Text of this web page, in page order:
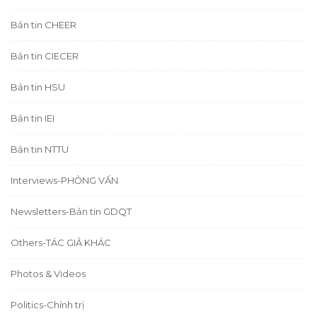
Bản tin CHEER
Bản tin CIECER
Bản tin HSU
Bản tin IEI
Bản tin NTTU
Interviews-PHỎNG VẤN
Newsletters-Bản tin GDQT
Others-TÁC GIẢ KHÁC
Photos & Videos
Politics-Chính trị